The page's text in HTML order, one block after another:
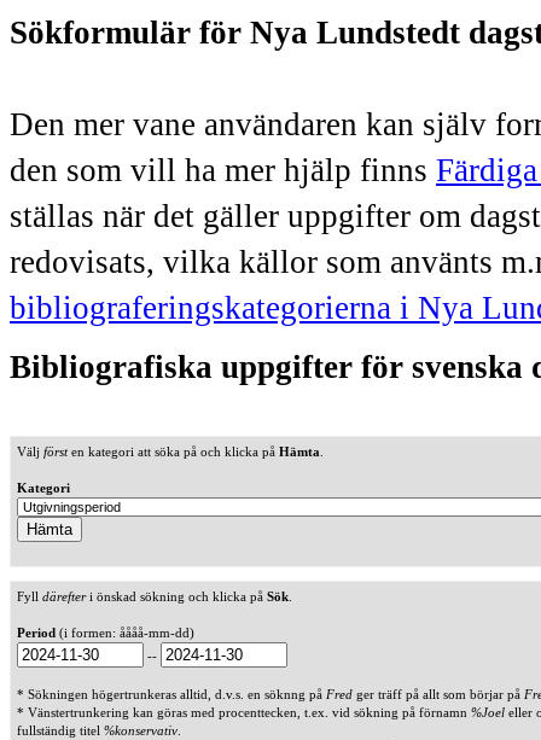
Sökformulär för Nya Lundstedt
Den mer vane användaren kan själv
den som vill ha mer hjälp finns
ställas när det gäller uppgifter om
redovisats, vilka källor som använts
bibliograferingskategorierna i Nya
Bibliografiska uppgifter för svenska
Välj försten kategori att söka på och klicka på Hämta
Kategori
Fyll därefteri önskad sökning och klicka på Sök
Period (i formen: åååå-mm-dd)
--
* Sökningen högertrunkeras alltid, d.v.s. en söknng på Fred ger träff på allt som börjar på
* Vänstertrunkering kan göras med procenttecken, t.ex. vid sökning på förnamn %Joel eller
fullständig titel %konservativ